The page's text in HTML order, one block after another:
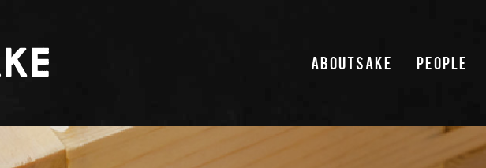
ABOUTSAKE PEOPLE